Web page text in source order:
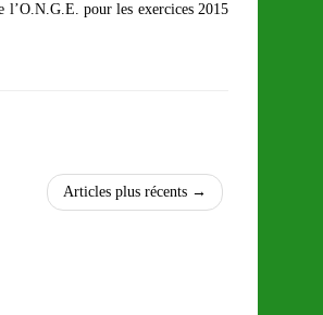
l’O.N.G.E. pour les exercices 2015
Articles plus récents →